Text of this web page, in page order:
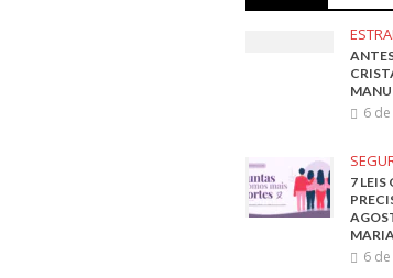
7 LEIS
NOVA
COMO